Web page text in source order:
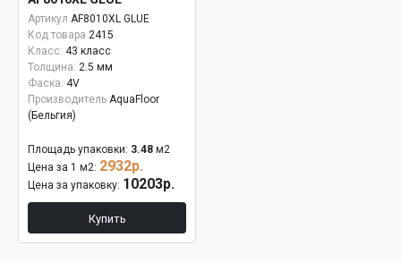
Артикул AF8010XL GLUE
Код товара 2415
Класс: 43 класс
Толщина: 2.5 мм
Фаска: 4V
Производитель AquaFloor
(Бельгия)
Площадь упаковки: 3.48 м2
Цена за 1 м2: 2932р.
Цена за упаковку: 10203р.
Купить